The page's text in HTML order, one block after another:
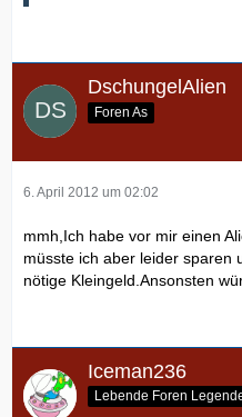
DschungelAlien
Foren As
6. April 2012 um 02:02
mmh,Ich habe vor mir einen
müsste ich aber leider sparen
nötige Kleingeld.Ansonsten
Iceman236
Lebende Foren